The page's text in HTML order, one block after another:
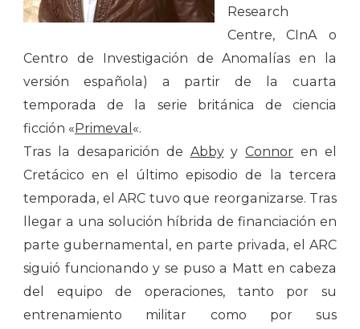
Research
Centre, CInA o
Centro de Investigación de Anomalías en la
versión española) a partir de la cuarta
temporada de la serie británica de ciencia
ficción «Primeval «.
Tras la desaparición de AbbyyConnor en el
Cretácico en el último episodio de la tercera
temporada, el ARC tuvo que reorganizarse. Tras
llegar a una solución híbrida de financiación en
parte gubernamental, en parte privada, el ARC
siguió funcionando y se puso a Matt en cabeza
del equipo de operaciones, tanto por su
entrenamiento militar como por sus